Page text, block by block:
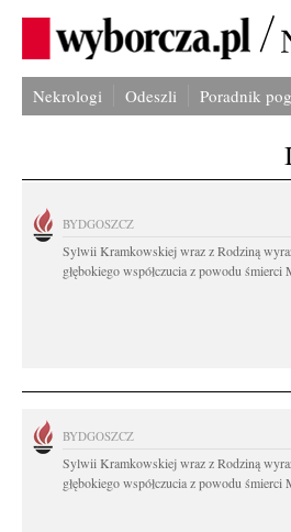
Nekrologi Odeszli Poradnik
BYDGOSZCZ
Sylwii Kramkowskiej wraz z Rodziną
głębokiego współczucia z powodu śmierci
BYDGOSZCZ
Sylwii Kramkowskiej wraz z Rodziną
głębokiego współczucia z powodu śmierci